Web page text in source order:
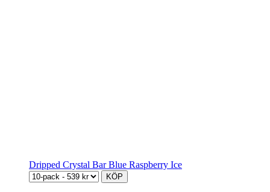
Dripped Crystal Bar Blue Raspberry Ice
KÖP